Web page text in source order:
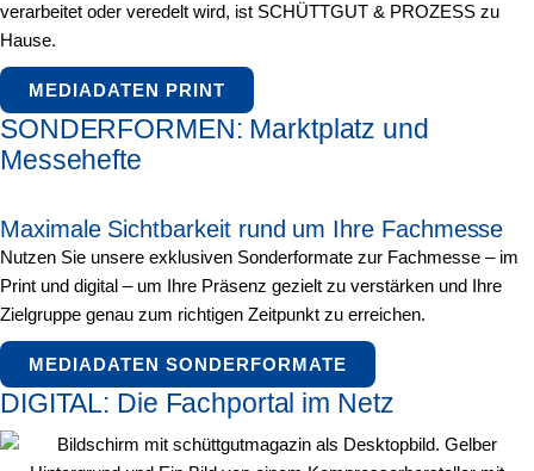
verarbeitet oder veredelt wird, ist SCHÜTTGUT & PROZESS zu
Hause.
MEDIADATEN PRINT
SONDERFORMEN: Marktplatz und
Messehefte
Maximale Sichtbarkeit rund um Ihre Fachmesse
Nutzen Sie unsere exklusiven Sonderformate zur Fachmesse – im
Print und digital – um Ihre Präsenz gezielt zu verstärken und Ihre
Zielgruppe genau zum richtigen Zeitpunkt zu erreichen.
MEDIADATEN SONDERFORMATE
DIGITAL: Die Fachportal im Netz